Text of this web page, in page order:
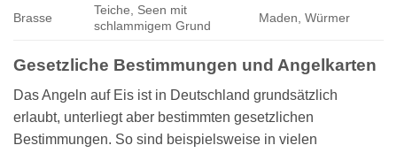
Brasse
Teiche, Seen mit
schlammigem Grund
Maden, Würmer
Gesetzliche Bestimmungen und Angelkarten
Das Angeln auf Eis ist in Deutschland grundsätzlich
erlaubt, unterliegt aber bestimmten gesetzlichen
Bestimmungen. So sind beispielsweise in vielen